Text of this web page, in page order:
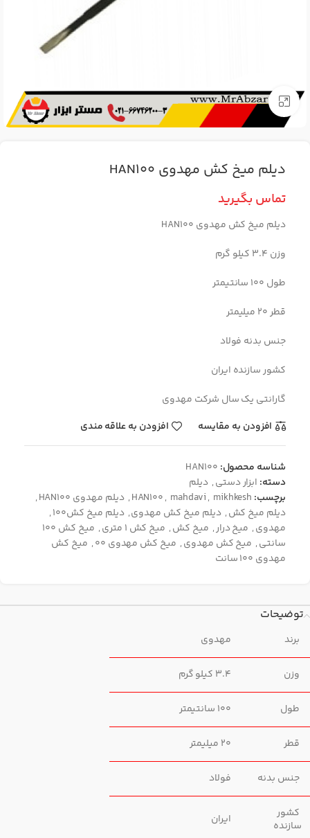
برای بزرگنمایی کلیک کنید
دیلم میخ کش مهدوی HAN100
تماس بگیرید
دیلم میخ کش مهدوی HAN100
وزن 3.4 کیلو گرم
طول 100 سانتیمتر
قطر 20 میلیمتر
جنس بدنه فولاد
کشور سازنده ایران
گارانتی یک سال شرکت مهدوی
افزودن به مقایسه
افزودن به علاقه مندی
شناسه محصول: HAN100
دسته: ابزار دستی, دیلم
برچسب:
HAN100, mahdavi, mikhkesh
, دیلم مهدوی HAN100
,
دیلم میخ کش, دیلم میخ کش مهدوی, دیلم میخ کش100
,
مهدوی, میخ درار, میخ کش, میخ کش 1 متری ,
میخ کش 100
سانتی, میخ کش مهدوی, میخ کش مهدوی 00 , میخ کش
مهدوی 100 سانت
توضیحات
برند مهدوی
وزن
طول
قطر
جنس بدنه فولاد
کشور
سازنده
ایران